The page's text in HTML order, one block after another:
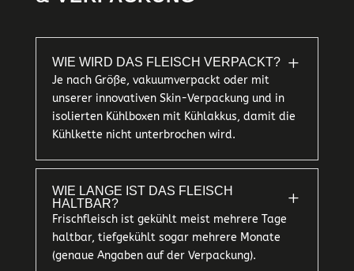
WIE WIRD DAS FLEISCH VERPACKT? L
Je nach Größe, vakuumverpackt oder mit
unserer innovativen Skin-Verpackung und in
isolierten Kühlboxen mit Kühlakkus, damit die
Kühlkette nicht unterbrochen wird.
WIE LANGE IST DAS FLEISCH
HALTBAR?
L
Frischfleisch ist gekühlt meist mehrere Tage
haltbar, tiefgekühlt sogar mehrere Monate
(genaue Angaben auf der Verpackung).